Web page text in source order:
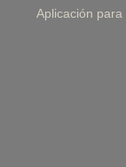
Aplicación